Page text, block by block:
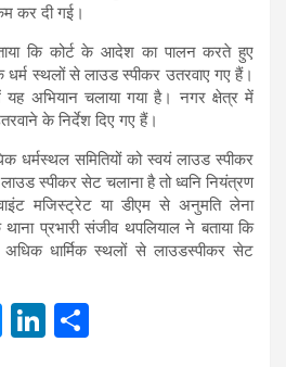
कर दी गई।
कि कोर्ट के आदेश का पालन करते हुए
धर्म स्थलों से लाउड स्पीकर उतरवाए गए हैं।
यह अभियान चलाया गया है। नगर क्षेत्र में
के निर्देश दिए गए हैं।
धर्मस्थल समितियों को स्वयं लाउड स्पीकर
स्पीकर सेट चलाना है तो ध्वनि नियंत्रण
मजिस्ट्रेट या डीएम से अनुमति लेना
प्रभारी संजीव थपलियाल ने बताया कि
धार्मिक स्थलों से लाउडस्पीकर सेट
M Li